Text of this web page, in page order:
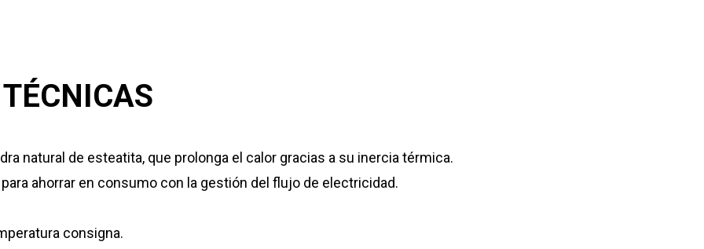
natural de esteatita, que prolonga el calor gracias a su inercia térmica.
ahorrar en consumo con la gestión del flujo de electricidad.
consigna.